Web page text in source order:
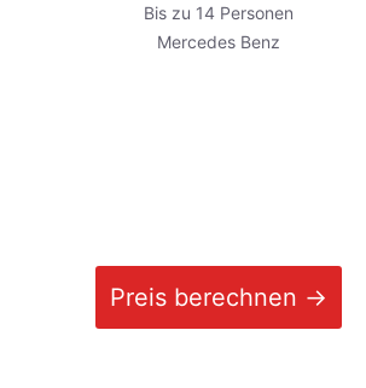
Bis zu 14 Personen
Mercedes Benz
Preis berechnen →